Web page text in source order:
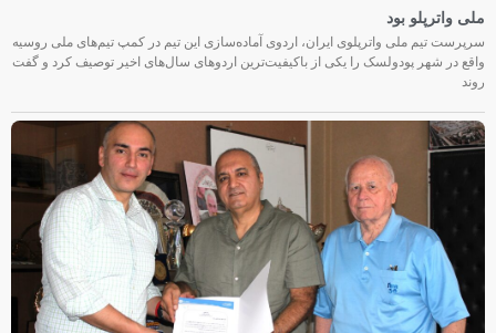
ملی واترپلو بود
سرپرست تیم ملی واترپلوی ایران، اردوی آماده‌سازی این تیم در کمپ تیم‌های ملی روسیه
واقع در شهر پودولسک را یکی از باکیفیت‌ترین اردوهای سال‌های اخیر توصیف کرد و گفت
روند